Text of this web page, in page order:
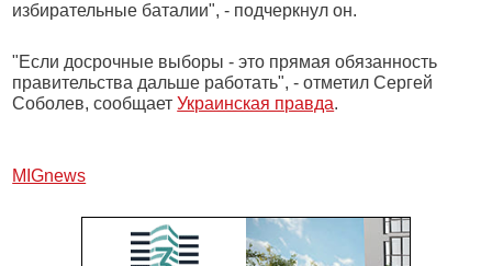
избирательные баталии", - подчеркнул он.
"Если досрочные выборы - это прямая обязанность
правительства дальше работать", - отметил Сергей
Соболев, сообщаетУкраинская правда.
МIGnews